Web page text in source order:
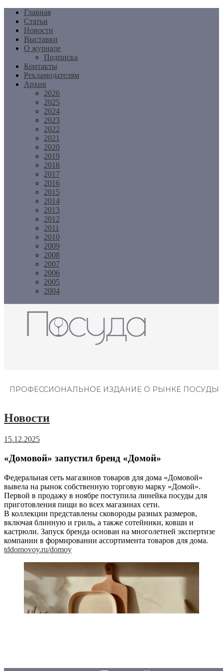
Перейти
содержимому
Главная
Статьи
Новости
Выставки
О журнале
Подписка
Контакты
Рекламодателям
Архив
2026
2025
2024
2023
2022
2021
2020
2019
2018
2017
2016
2015
2014
2013
2012
2011
2010
2009
2008
2007
2006
2005
2004
ПРОФЕССИОНАЛЬНОЕ ИЗДАНИЕ О РЫНКЕ ПОСУДЫ
Новости
15.12.2025
«Домовой» запустил бренд «Домой»
Федеральная сеть магазинов товаров для дома «Домовой»
вывела на рынок собственную торговую марку «Домой».
Первой в продажу в ноябре поступила линейка посуды для
приготовления пищи во всех магазинах сети.
В коллекции представлены сковороды разных размеров,
включая блинную и гриль, а также сотейники, ковши и
кастрюли. Запуск бренда основан на многолетней экспертизе
компании в формировании ассортимента товаров для дома.
tddomovoy.ru/domoy